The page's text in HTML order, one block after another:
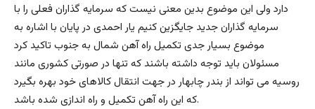
دارد ولى اين موضوع بدين معنى نيست كه سرمايه گذاران فعلى را با
سرمايه گذاران جديد جايگزين كنيم يار احمدى در پايان با اشاره به
موضوع بسيار جدى تكميل راه آهن شمال به جنوب تاكيد كرد
مسئولان بايد توجه داشته باشند كه تنها در صورتى كشورى مانند
روسيه مى تواند از بندر چابهار در جهت انتقال كالاهاى خود بهره بگيرد
كه اين راه آهن تكميل و راه اندازى شده باشد.